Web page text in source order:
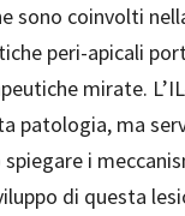
sono coinvolti
peri-apicali
mirate.
patologia, ma
i
di questa